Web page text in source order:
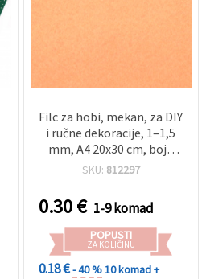
Filc za hobi, mekan, za DIY
i ručne dekoracije, 1–1,5
mm, A4 20x30 cm, boja
breskve, 1 kom
SKU: 812297
0.30€ 1-9 komad
POPUSTI
ZA KOLIČINU
0.18 €- 40 %10 komad +